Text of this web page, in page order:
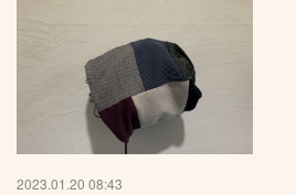
2023.01.20 08:43